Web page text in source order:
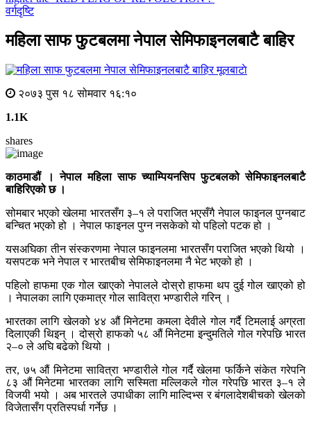
वर्गदृष्टि
महिला साफ फुटबलमा नेपाल सेमिफाइनलबाटै बाहिर
मूलबाटाे
२०७३ पुस १८ सोमवार १६:१०
1.1K
shares
काठमाडौं । नेपाल महिला साफ च्याम्पियनसिप फुटबलको सेमिफाइनलबाटै
बाहिरिएको छ ।
सोमबार भएको खेलमा भारतसँग ३–१ ले पराजित भएसँगै नेपाल फाइनल पुग्नबाट
बन्चित भएको हो । नेपाल फाइनल पुग्न नसकेको यो पहिलो पटक हो ।
यसअघिका तीन संस्करणमा नेपाल फाइनलमा भारतसँग पराजित भएको थियो ।
यसपटक भने नेपाल र भारतबीच सेमिफाइनलमा नै भेट भएको हो ।
पहिलो हाफमा एक गोल खाएको नेपालले दोस्रो हाफमा थप दुई गोल खाएको हो
। नेपालका लागि एकमात्र गोल सावित्रा भण्डारीले गरिन् ।
भारतका लागि खेलको ४४ औं मिनेटमा कमला देवीले गोल गर्दै टिमलाई अग्रता
दिलाएकी थिइन् । दोस्रो हाफको ५८ औं मिनेटमा इन्दुमतिले गोल गरेपछि भारत
२–० ले अघि बढेको थियो ।
तर, ७५ औं मिनेटमा सावित्रा भण्डारीले गोल गर्दै खेलमा फर्किने संकेत गरेपनि
८३ औं मिनेटमा भारतका लागि सस्मिता मल्लिकले गोल गरेपछि भारत ३–१ ले
विजयी भयो । अब भारतले उपाधीका लागि माल्दिभ्स र बंगलादेशबीचको खेलको
विजेतासँग प्रतिस्पर्धा गर्नेछ ।